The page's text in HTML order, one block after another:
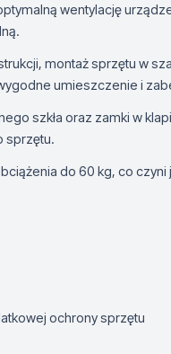
wentylację
montaż sprzętu w
umieszczenie i
szkła oraz zamki w
sprzętu.
do 60 kg, co
ochrony sprzętu